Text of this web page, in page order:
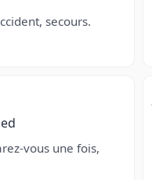
secours.
vous une fois,